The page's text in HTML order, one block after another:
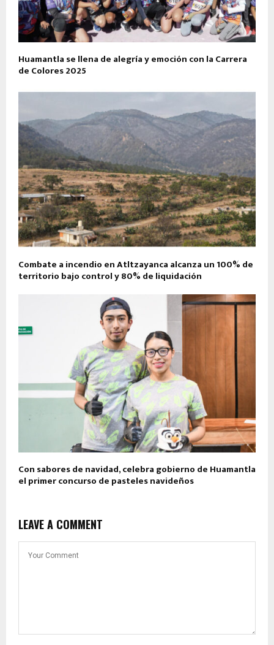
Huamantla se llena de alegría y emoción con la Carrera
de Colores 2025
Combate a incendio en Atltzayanca alcanza un 100% de
territorio bajo control y 80% de liquidación
Con sabores de navidad, celebra gobierno de Huamantla
el primer concurso de pasteles navideños
LEAVE A COMMENT